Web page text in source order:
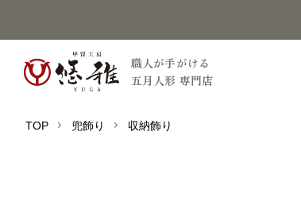
職人が手がける
五月人形 専門店
TOP 兜飾り 収納飾り